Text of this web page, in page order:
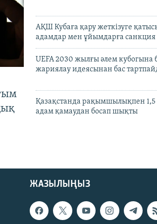
АҚШ Кубаға қару жеткізуге
адамдар мен ұйымдарға санкция
UEFA 2030 жылғы әлем кубогына
жариялау идеясынан бас
Қазақстанда рақымшылықпен
адам қамаудан босап шықты
ЖАЗЫЛЫҢЫЗ